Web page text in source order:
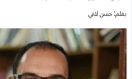
بقلم: حسن لافي